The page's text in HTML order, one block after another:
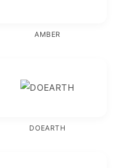
AMBER
DOEARTH